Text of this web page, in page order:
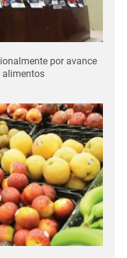
por avance
alimentos